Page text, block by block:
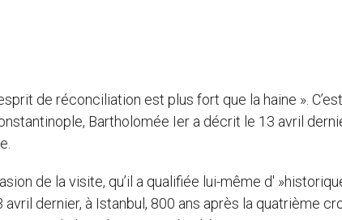
de réconciliation est plus fort que la haine ».
Bartholomée Ier a décrit le 13 avril
de la visite, qu’il a qualifiée lui-même d'
dernier, à Istanbul, 800 ans après la quatrième